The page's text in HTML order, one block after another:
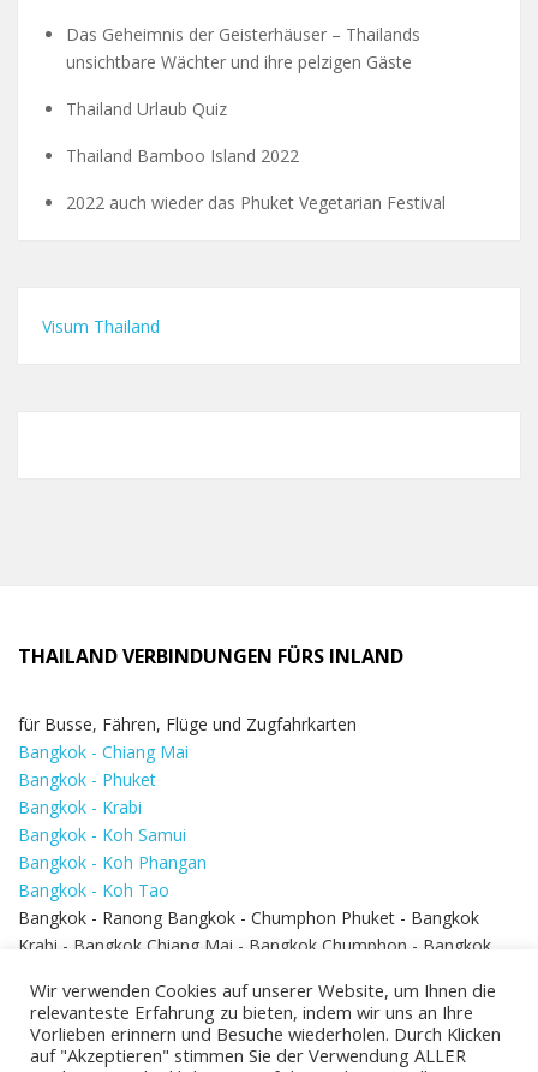
Das Geheimnis der Geisterhäuser – Thailands
unsichtbare Wächter und ihre pelzigen Gäste
Thailand Urlaub Quiz
Thailand Bamboo Island 2022
2022 auch wieder das Phuket Vegetarian Festival
Visum Thailand
THAILAND VERBINDUNGEN FÜRS INLAND
für Busse, Fähren, Flüge und Zugfahrkarten
Bangkok - Chiang Mai
Bangkok - Phuket
Bangkok - Krabi
Bangkok - Koh Samui
Bangkok - Koh Phangan
Bangkok - Koh Tao
Bangkok - Ranong Bangkok - Chumphon Phuket - Bangkok
Krabi - Bangkok Chiang Mai - Bangkok Chumphon - Bangkok
Bangkok - Hua Hin
Wir verwenden Cookies auf unserer Website, um Ihnen die
relevanteste Erfahrung zu bieten, indem wir uns an Ihre
Vorlieben erinnern und Besuche wiederholen. Durch Klicken
auf "Akzeptieren" stimmen Sie der Verwendung ALLER